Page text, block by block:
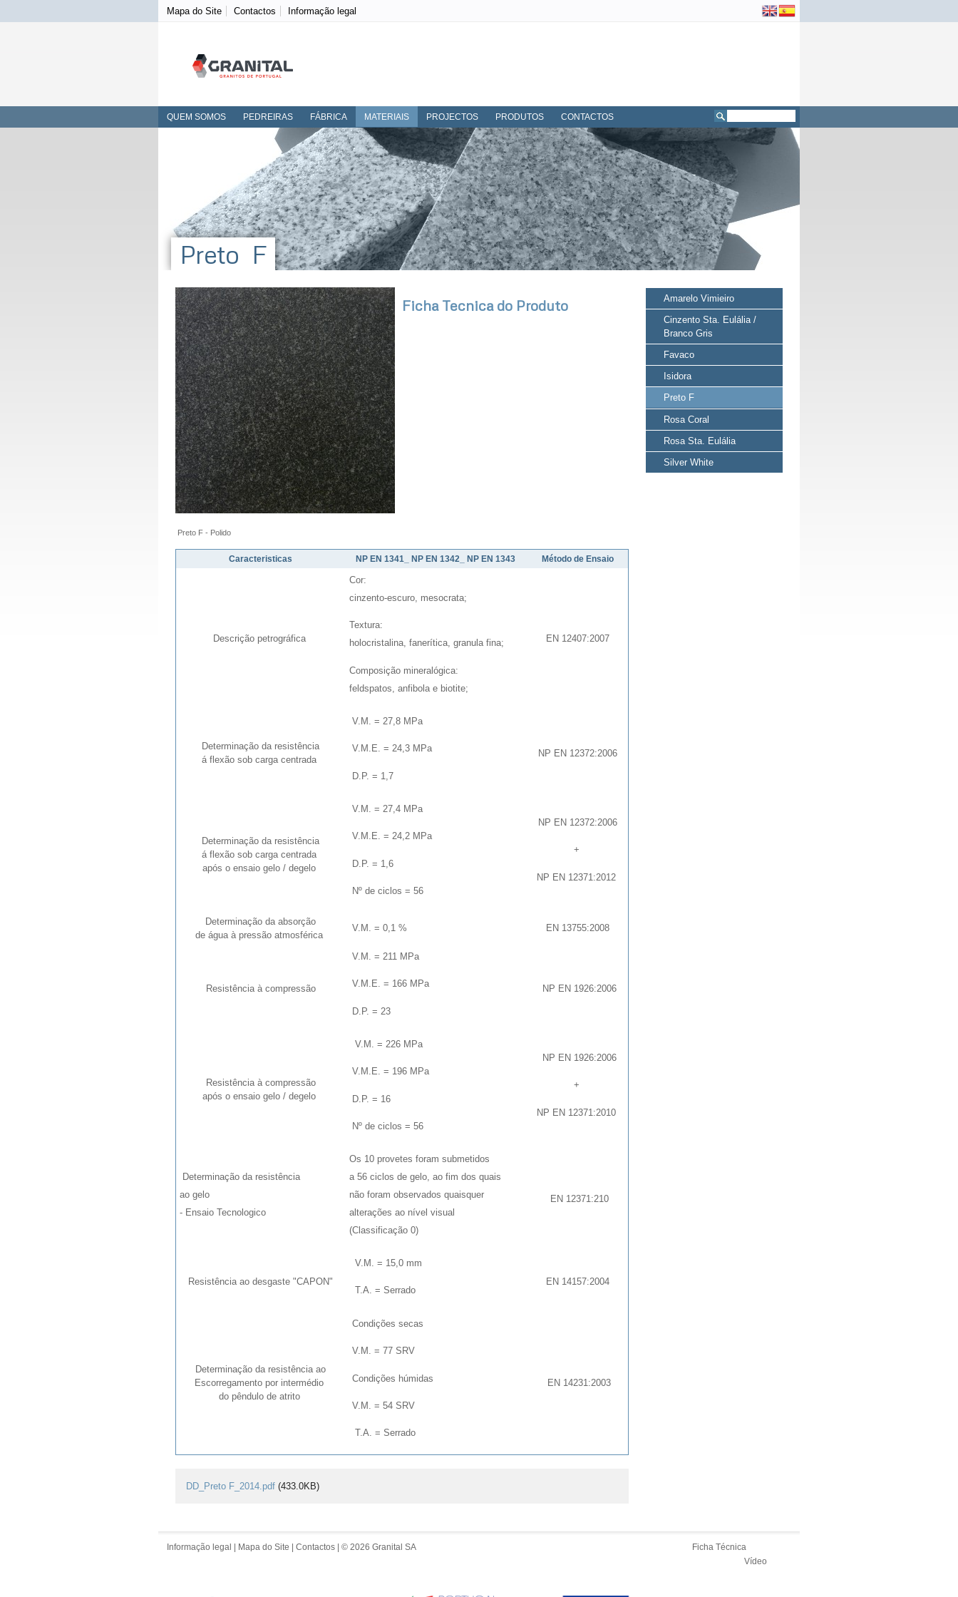
Mapa do Site Contactos Informação legal
QUEM SOMOS PEDREIRAS FÁBRICA MATERIAIS PROJECTOS PRODUTOS CONTACTOS
Preto F
Preto F - Polido
Ficha Tecnica do Produto
Caracteristicas NP EN 1341_ NP EN 1342_ NP EN 1343 Método de Ensaio
Descrição petrográfica
Cor:
cinzento-escuro, mesocrata;
Textura:
holocristalina, fanerítica, granula fina;
Composição mineralógica:
feldspatos, anfibola e biotite;
EN 12407:2007
Determinação da resistência
á flexão sob carga centrada
V.M. = 27,8 MPa
V.M.E. = 24,3 MPa
D.P. = 1,7
NP EN 12372:2006
Determinação da resistência
á flexão sob carga centrada
após o ensaio gelo / degelo
V.M. = 27,4 MPa
V.M.E. = 24,2 MPa
D.P. = 1,6
Nº de ciclos = 56
NP EN 12372:2006
+
NP EN 12371:2012
Determinação da absorção
de água à pressão atmosférica
V.M. = 0,1 % EN 13755:2008
Resistência à compressão
V.M. = 211 MPa
V.M.E. = 166 MPa
D.P. = 23
NP EN 1926:2006
Resistência à compressão
após o ensaio gelo / degelo
V.M. = 226 MPa
V.M.E. = 196 MPa
D.P. = 16
Nº de ciclos = 56
NP EN 1926:2006
+
NP EN 12371:2010
Determinação da resistência
ao gelo
- Ensaio Tecnologico
Os 10 provetes foram submetidos
a 56 ciclos de gelo, ao fim dos quais
não foram observados quaisquer
alterações ao nível visual
(Classificação 0)
EN 12371:210
Resistência ao desgaste "CAPON"
V.M. = 15,0 mm
T.A. = Serrado
EN 14157:2004
Determinação da resistência ao
Escorregamento por intermédio
do pêndulo de atrito
Condições secas
V.M. = 77 SRV
Condições húmidas
V.M. = 54 SRV
T.A. = Serrado
EN 14231:2003
DD_Preto F_2014.pdf (433.0KB)
Amarelo Vimieiro
Cinzento Sta. Eulália /
Branco Gris
Favaco
Isidora
Preto F
Rosa Coral
Rosa Sta. Eulália
Silver White
Informação legal | Mapa do Site | Contactos | © 2026 Granital SA
Ficha Técnica
Vídeo